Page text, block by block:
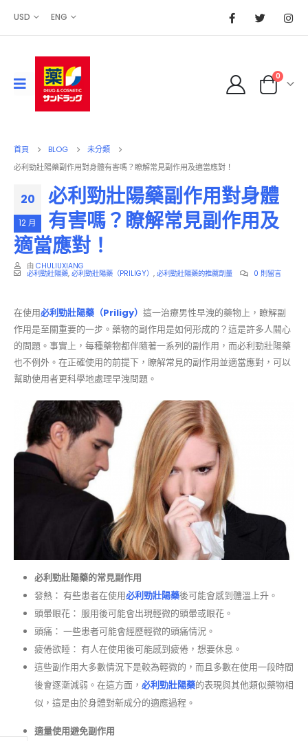
USD ENG
0
首頁 BLOG
未分類
必利勁壯陽藥副作用對身體有害嗎？瞭解常見副作用及適當應對！
20
12 月
必利勁壯陽藥副作用對身體
有害嗎？瞭解常見副作用及
適當應對！
由 CHULIUXIANG
必利勁壯陽藥,必利勁壯陽藥（PRILIGY）,必利勁壯陽藥的推薦劑量 0 則留言
在使用必利勁壯陽藥（Priligy） 這一治療男性早洩的藥物上，瞭解副
作用是至關重要的一步。藥物的副作用是如何形成的？這是許多人關心
的問題。事實上，每種藥物都伴隨著一系列的副作用，而必利勁壯陽藥
也不例外。在正確使用的前提下，瞭解常見的副作用並適當應對，可以
幫助使用者更科學地處理早洩問題。
必利勁壯陽藥的常見副作用
發熱： 有些患者在使用必利勁壯陽藥後可能會感到體溫上升。
頭暈眼花： 服用後可能會出現輕微的頭暈或眼花。
頭痛： 一些患者可能會經歷輕微的頭痛情況。
疲倦欲睡： 有人在使用後可能感到疲倦，想要休息。
這些副作用大多數情況下是較為輕微的，而且多數在使用一段時間
後會逐漸減弱。在這方面， 必利勁壯陽藥的表現與其他類似藥物相
似，這是由於身體對新成分的適應過程。
適量使用避免副作用